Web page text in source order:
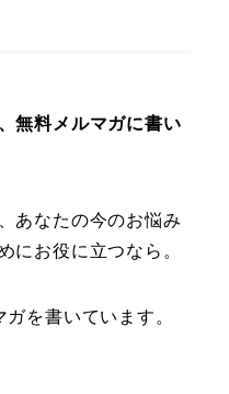
無料メルマガに書い
あなたの今のお悩み
にお役に立つなら。
を書いています。